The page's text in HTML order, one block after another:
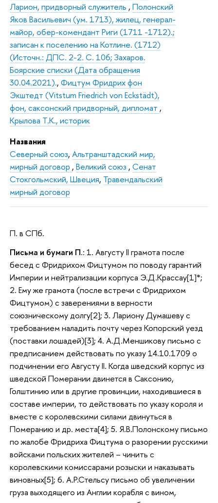
Ларион, придворный служитель , Полонский
Яков Васильевич (ум. 1713), жилец, генерал-
майор, обер-комендант Риги (1711 -1712).;
записан к поселению на Котлине. (1712)
(Источн.: ДПС. 2-2. С. 106; Захаров.
Боярские списки (Дата обращения
30.04.2021)., Фицтум Фридрих фон
Экштедт (Vitstum Friedrich von Eckstädt),
фон, саксонский придворный, дипломат ,
Крылова Т.К., историк
Названия
Северный союз, Альтранштадский мир,
мирный договор , Великий союз , Сенат
Стокгольмский, Швеция, Травендальский
мирный договор
П. в СПб.
Письма и бумаги П.: 1. Августу II грамота после
бесед с Фридрихом Фицтумом по поводу гарантий
Империи и нейтрализации корпуса Э.Д.Крассау[1]*;
2. Ему же грамота (после встречи с Фридрихом
Фицтумом) с заверениями в верности
союзническому долгу[2]; 3. Лариону Думашеву с
требованием наладить почту через Копорский уезд
(поставки лошадей)[3]; 4. А.Д.Меншикову письмо с
предписанием действовать по указу 14.10.1709 о
подчинении его Августу II. Когда шведский корпус из
шведской Померании двинется в Саксонию,
Голштинию или в другие провинции, находившиеся в
составе империи, то действовать по указу короля и
вместе с королевскими силами двинуться в
Померанию и др. места[4]; 5. Я.В.Полонскому письмо
по жалобе Фридриха Фицтума о разорении русскими
войсками польских жителей – чинить с
королевскими комиссарами розыски и наказывать
виновных[5]; 6. А.Р.Стельсу письмо об увеличении
груза выходящего из Англии корабля с вином,